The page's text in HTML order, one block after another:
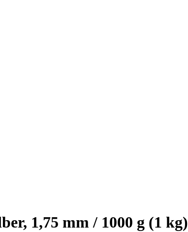
1,75 mm / 1000 g (1 kg)